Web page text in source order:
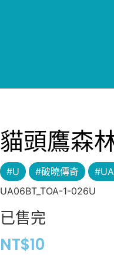
貓頭鷹森
#U #破曉傳奇
UA06BT_TOA-1-026U
已售完
NT$10